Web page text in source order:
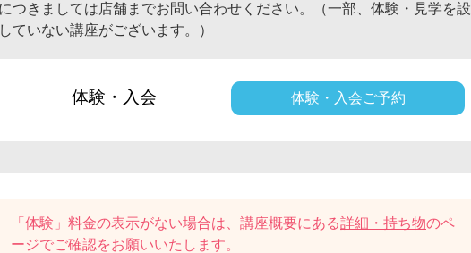
つきましては店舗までお問い合わせください。（一部、体験・見学を設
ていない講座がございます。）
体験・入会 体験・入会ご予約
「体験」料金の表示がない場合は、講座概要にある詳細・持ち物のペ
ージでご確認をお願いいたします。